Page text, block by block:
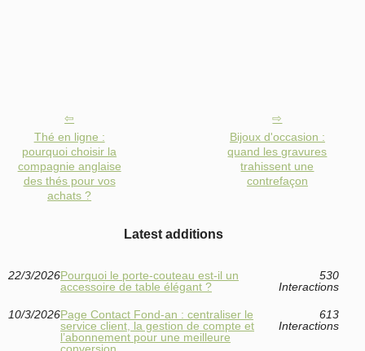
Thé en ligne :
pourquoi choisir la
compagnie anglaise
des thés pour vos
achats ?
Bijoux d'occasion :
quand les gravures
trahissent une
contrefaçon
Latest additions
22/3/2026Pourquoi le porte-couteau est-il un
accessoire de table élégant ?
530
Interactions
10/3/2026Page Contact Fond‑an : centraliser le
service client, la gestion de compte et
l’abonnement pour une meilleure
613
Interactions